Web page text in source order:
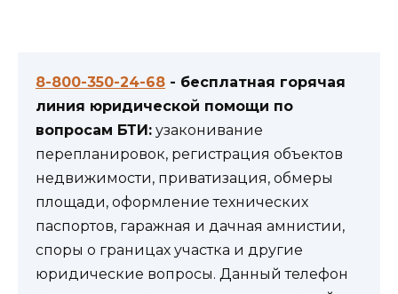
8-800-350-24-68 - бесплатная горячая
линия юридической помощи по
вопросам БТИ: узаконивание
перепланировок, регистрация объектов
недвижимости, приватизация, обмеры
площади, оформление технических
паспортов, гаражная и дачная амнистии,
споры о границах участка и другие
юридические вопросы. Данный телефон